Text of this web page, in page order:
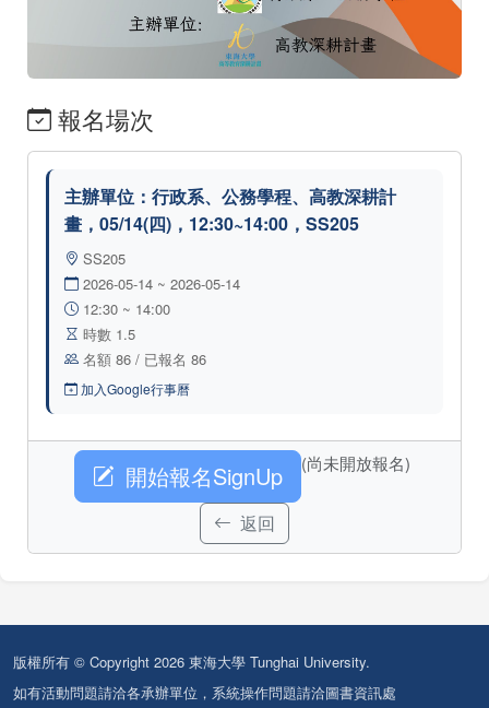
報名場次
主辦單位：行政系、公務學程、高教深耕計
畫，05/14(四)，12:30~14:00，SS205
SS205
2026-05-14 ~ 2026-05-14
12:30 ~ 14:00
時數 1.5
名額 86 / 已報名 86
加入Google行事曆
開始報名SignUp (尚未開放報名)
返回
版權所有 © Copyright 2026 東海大學 Tunghai University.
如有活動問題請洽各承辦單位，系統操作問題請洽圖書資訊處